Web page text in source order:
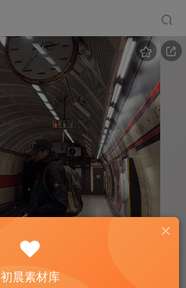
初晨素材库